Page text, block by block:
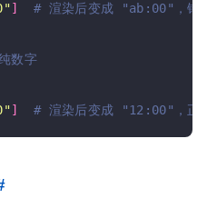
] # 渲染后变成 "ab:00"，错
数字
] # 渲染后变成 "12:00"，正